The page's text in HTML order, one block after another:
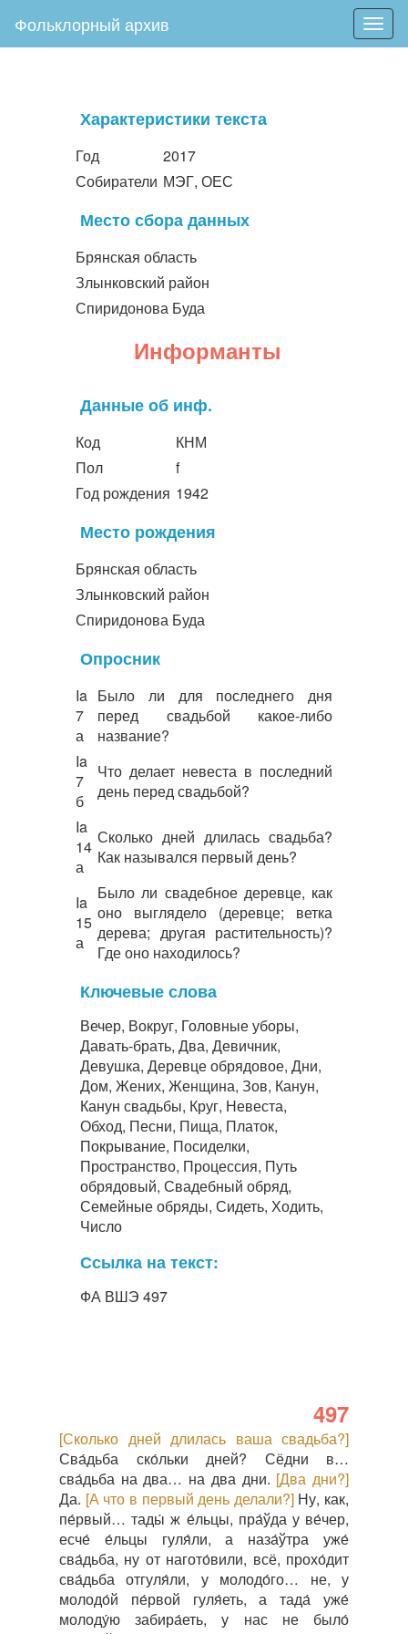
Фольклорный архив
Характеристики текста
Год
2017
Собиратели МЭГ, ОЕС
Место сбора данных
Брянская область
Злынковский район
Спиридонова Буда
Информанты
Данные об инф.
Код
КНМ
Пол
f
Год рождения 1942
Место рождения
Брянская область
Злынковский район
Спиридонова Буда
Опросник
Ia
7
а
Было ли для последнего дня
перед свадьбой какое-либо
название?
Ia
7
б
Что делает невеста в последний
день перед свадьбой?
Ia
14
а
Сколько дней длилась свадьба?
Как назывался первый день?
Ia
15
а
Было ли свадебное деревце, как
оно выглядело (деревце; ветка
дерева; другая растительность)?
Где оно находилось?
Ключевые слова
Вечер, Вокруг, Головные уборы,
Давать-брать, Два, Девичник,
Девушка, Деревце обрядовое, Дни,
Дом, Жених, Женщина, Зов, Канун,
Канун свадьбы, Круг, Невеста,
Обход, Песни, Пища, Платок,
Покрывание, Посиделки,
Пространство, Процессия, Путь
обрядовый, Свадебный обряд,
Семейные обряды, Сидеть, Ходить,
Число
Ссылка на текст:
ФА ВШЭ 497
497
[Сколько дней длилась ваша свадьба?]
Сва́дьба ско́льки дней? Сёдни в…
сва́дьба на два… на два дни. [Два дни?]
Да. [А что в первый день делали?]Ну, как,
пе́рвый… тады́ ж е́льцы, пра́ўда у ве́чер,
есче́ е́льцы гуля́ли, а наза́ўтра уже́
сва́дьба, ну от нагото́вили, всё, прохо́дит
сва́дьба отгуля́ли, у молодо́го… не, у
молодо́й пе́рвой гуля́еть, а тада́ уже́
молоду́ю забира́еть, у нас не было́